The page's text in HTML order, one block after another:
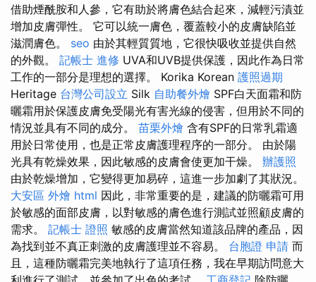
借助煙酰胺和人參，它有助於將膚色結合起來，減輕污漬並
增加皮膚彈性。 它可以統一膚色，覆蓋較小的皮膚缺陷並
滋潤膚色。 seo 由於其輕質質地，它很快吸收並提供自然
的外觀。 記帳士 進修 UVA和UVB提供保護，因此作為日常
工作的一部分是理想的選擇。 Korika Korean 護照過期
Heritage 台灣公司設立 Silk 自助餐外燴 SPF白天面霜和防
曬霜用於保護皮膚免受陽光有害光線的侵害，但用於不同的
情況並具有不同的成分。 苗栗外燴 含有SPF的日常乳霜適
用於日常使用，也是正常皮膚護理程序的一部分。 由於陽
光具有乾燥效果，因此敏感的皮膚會使更加干燥。 辦護照
由於乾燥增加，它變得更加易碎，這進一步加劇了其狀況。
大安區 外燴 html 因此，非常重要的是，建議的防曬霜可用
於敏感的面部皮膚，以對敏感的膚色進行測試並照顧皮膚的
需求。 記帳士 證照 敏感的皮膚當然知道該品牌的產品，因
為找到並不真正刺激的皮膚護理並不容易。 台胞證 申請 而
且，這種防曬霜完美地執行了這項任務，我在早期訪問意大